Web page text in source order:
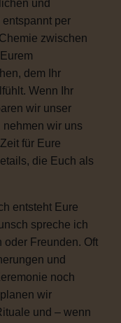
und
per
zwischen
dem Ihr
Wenn Ihr
wir unser
wir uns
für Eure
die Euch als
entsteht Eure
spreche ich
oder Freunden. Oft
und
noch
wir
und – wenn